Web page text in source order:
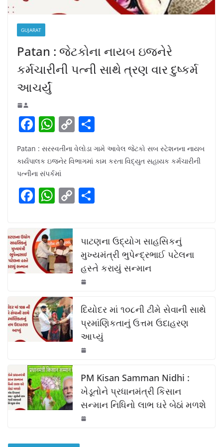
GUJARAT
Patan : જેટકોના નાયબ ઇજનેરે
કર્મચારીની પત્ની સાથે ત્રણ વાર દુષ્કર્મ
આચર્યું
F
c
e
b
o
k
W
h
at
s
A
p
C
o
p
Li
n
h
ar
Patan : સરસ્વતીના વેલોડા ગામે આવેલ જેટકો સબ સ્ટેશનના નાયબ
કાર્યપાલક ઇજનેર વિભાગમાં કામ કરતા વિદ્યુત સહાયક કર્મચારીની
પત્નીના સંપર્કમાં
F
c
e
b
o
o
k
W
at
s
A
p
p
C
y
Li
n
k
e
પાટણના ઉદ્યોગ સાહસિકનું
મુખ્યમંત્રી ભુપેન્દ્રભાઈ પટેલના
હસ્તે કરાયું સન્માન
દિયોદર માં ૧૦૮ની ટીમે સેવાની સાથે
પ્રમાંણિકતાનું ઉત્તમ ઉદાહરણ
આપ્યું
PM Kisan Samman Nidhi :
ખેડૂતોને પ્રધાનમંત્રી કિસાન
સન્માન નિધિનો લાભ ઘરે બેઠાં મળશે